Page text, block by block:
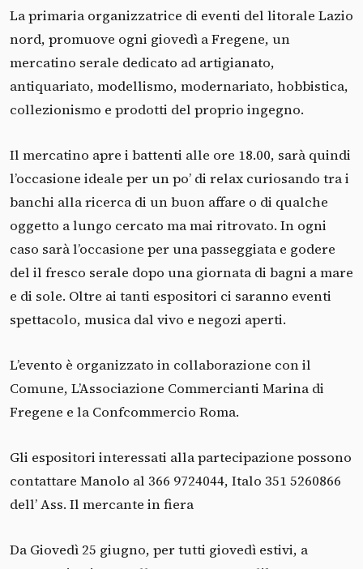
La primaria organizzatrice di eventi del litorale Lazio
nord, promuove ogni giovedì a Fregene, un
mercatino serale dedicato ad artigianato,
antiquariato, modellismo, modernariato, hobbistica,
collezionismo e prodotti del proprio ingegno.
Il mercatino apre i battenti alle ore 18.00, sarà quindi
l’occasione ideale per un po’ di relax curiosando tra i
banchi alla ricerca di un buon affare o di qualche
oggetto a lungo cercato ma mai ritrovato. In ogni
caso sarà l’occasione per una passeggiata e godere
del il fresco serale dopo una giornata di bagni a mare
e di sole. Oltre ai tanti espositori ci saranno eventi
spettacolo, musica dal vivo e negozi aperti.
L’evento è organizzato in collaborazione con il
Comune, L’Associazione Commercianti Marina di
Fregene e la Confcommercio Roma.
Gli espositori interessati alla partecipazione possono
contattare Manolo al 366 9724044, Italo 351 5260866
dell’ Ass. Il mercante in fiera
Da Giovedì 25 giugno, per tutti giovedì estivi, a